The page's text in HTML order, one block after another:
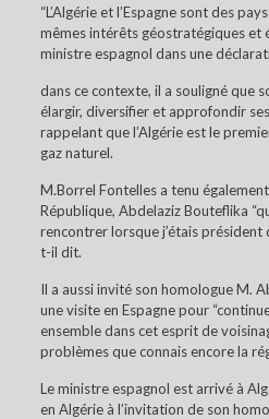
“L’Algérie et l’Espagne sont des
mêmes intérêts géostratégiques et
ministre espagnol dans une
dans ce contexte, il a souligné que
élargir, diversifier et approfondir ses
rappelant que l’Algérie est le
gaz naturel.
M.Borrel Fontelles a tenu
République, Abdelaziz Bouteflika
rencontrer lorsque j’étais président
t-il dit.
Il a aussi invité son homologue M.
une visite en Espagne pour
ensemble dans cet esprit de
problèmes que connais encore la
Le ministre espagnol est arrivé à
en Algérie à l’invitation de son